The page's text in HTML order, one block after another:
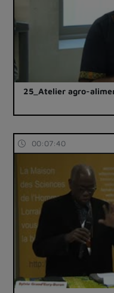
25_Atelier agro-
00:07:40